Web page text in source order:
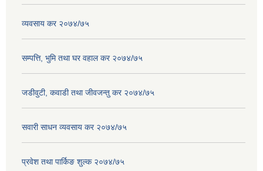
व्यवसाय कर २०७४/७५
सम्पत्ति, भुमि तथा घर वहाल कर २०७४/७५
जडीवुटी, कवाडी तथा जीवजन्तु कर २०७४/७५
सवारी साधन व्यवसाय कर २०७४/७५
प्रवेश तथा पार्किङ शुल्क २०७४/७५